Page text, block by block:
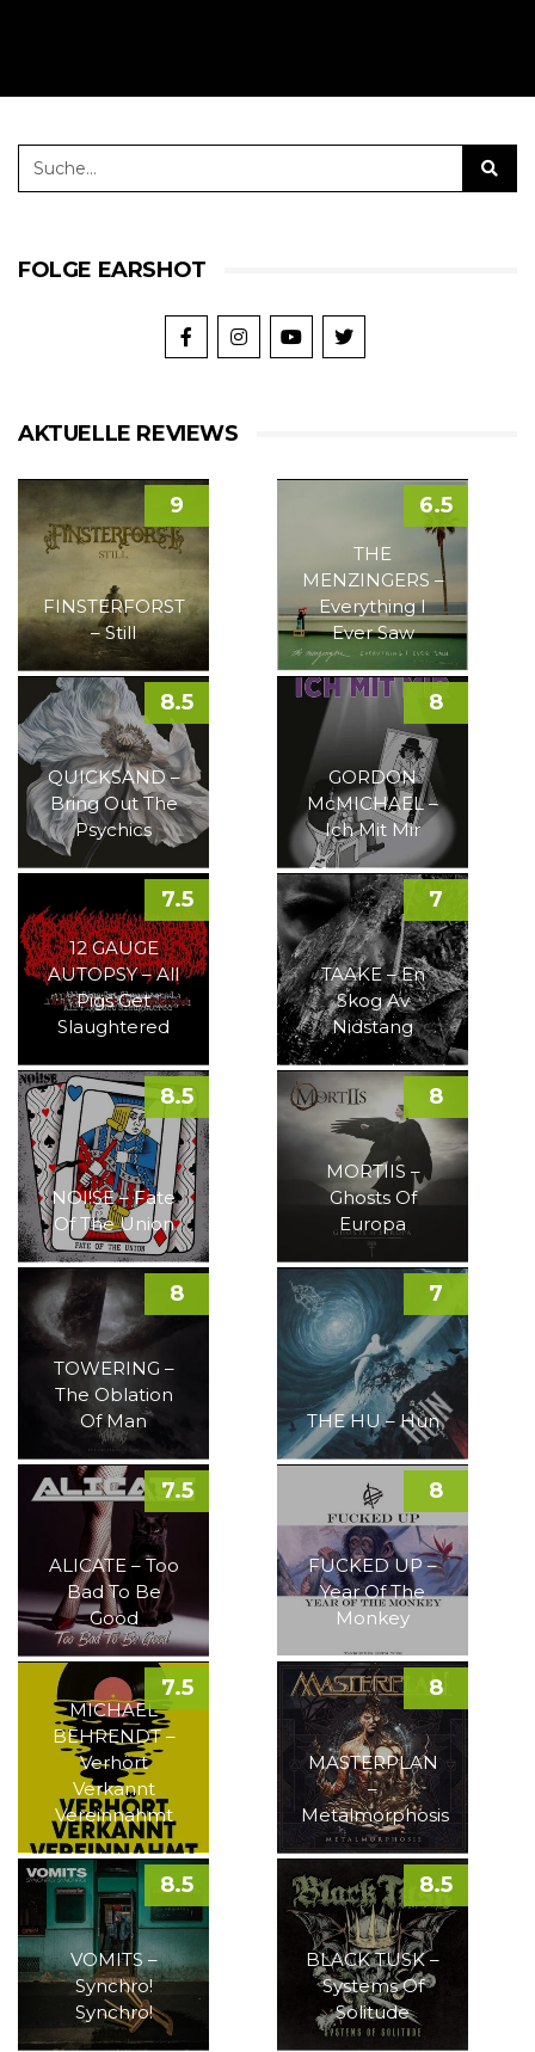
FOLGE EARSHOT
AKTUELLE REVIEWS
FINSTERFORST
– Still
9
THE
MENZINGERS –
Everything I
Ever Saw
6.5
QUICKSAND –
Bring Out The
Psychics
8.5
GORDON
McMICHAEL –
Ich Mit Mir
8
12 GAUGE
AUTOPSY – All
Pigs Get
Slaughtered
7.5
TAAKE – En
Skog Av
Nidstang
7
NOI!SE – Fate
Of The Union
8.5
MORTIIS –
Ghosts Of
Europa
8
TOWERING –
The Oblation
Of Man
8
THE HU – Hun
7
ALICATE – Too
Bad To Be
Good
7.5
FUCKED UP –
Year Of The
Monkey
8
MICHAEL
BEHRENDT –
Verhört
Verkannt
Vereinnahmt
7.5
MASTERPLAN
–
Metalmorphosis
8
VOMITS –
Synchro!
Synchro!
8.5
BLACK TUSK –
Systems Of
Solitude
8.5